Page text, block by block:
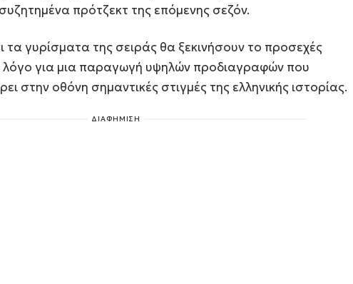
πρότζεκτ της επόμενης σεζόν.
τα γυρίσματα της σειράς θα ξεκινήσουν το προσεχές
λόγο για μια παραγωγή υψηλών προδιαγραφών που
στην οθόνη σημαντικές στιγμές της ελληνικής ιστορίας.
ΔΙΑΦΗΜΙΣΗ